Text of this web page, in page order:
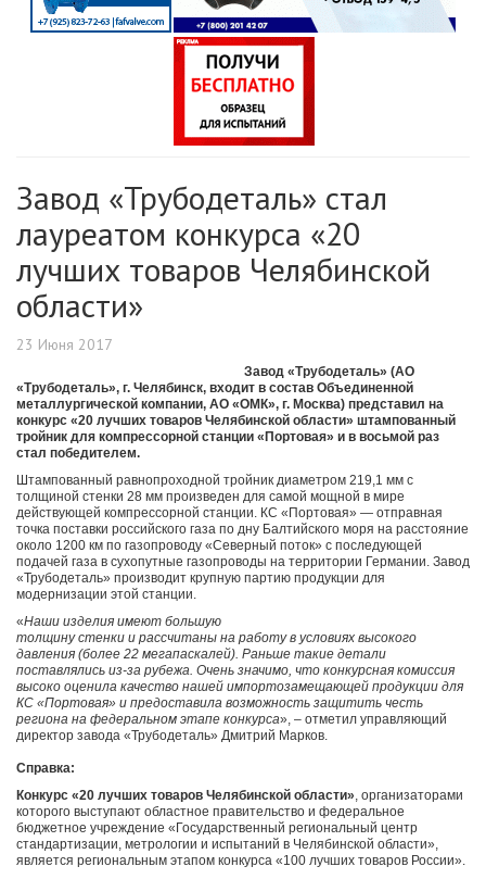
Завод «Трубодеталь» стал
лауреатом конкурса «20
лучших товаров Челябинской
области»
23 Июня 2017
Завод «Трубодеталь» (АО
«Трубодеталь», г. Челябинск, входит в состав Объединенной
металлургической компании, АО «ОМК», г. Москва) представил на
конкурс «20 лучших товаров Челябинской области» штампованный
тройник для компрессорной станции «Портовая» и в восьмой раз
стал победителем.
Штампованный равнопроходной тройник диаметром 219,1 мм с
толщиной стенки 28 мм произведен для самой мощной в мире
действующей компрессорной станции. КС «Портовая» — отправная
точка поставки российского газа по дну Балтийского моря на расстояние
около 1200 км по газопроводу «Северный поток» с последующей
подачей газа в сухопутные газопроводы на территории Германии. Завод
«Трубодеталь» производит крупную партию продукции для
модернизации этой станции.
«Наши изделия имеют большую
толщину стенки и рассчитаны на работу в условиях высокого
давления (более 22 мегапаскалей). Раньше такие детали
поставлялись из-за рубежа. Очень значимо, что конкурсная комиссия
высоко оценила качество нашей импортозамещающей продукции для
КС «Портовая» и предоставила возможность защитить честь
региона на федеральном этапе конкурса», – отметил управляющий
директор завода «Трубодеталь» Дмитрий Марков.
Справка:
Конкурс «20 лучших товаров Челябинской области», организаторами
которого выступают областное правительство и федеральное
бюджетное учреждение «Государственный региональный центр
стандартизации, метрологии и испытаний в Челябинской области»,
является региональным этапом конкурса «100 лучших товаров России».